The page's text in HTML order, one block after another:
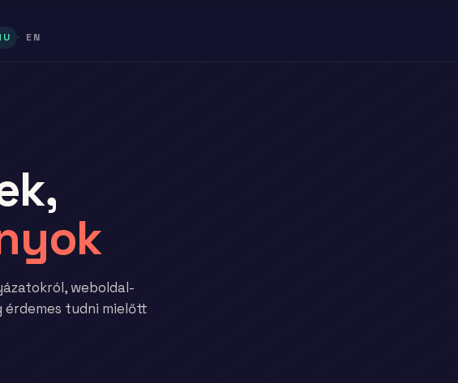
· EN
weboldal-
érdemes tudni mielőtt